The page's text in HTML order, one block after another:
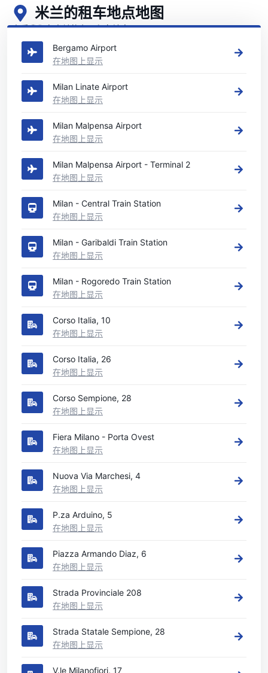
米兰的租车地点地图
查看我们在米兰的主要租车地点
Bergamo Airport
在地图上显示
Milan Linate Airport
在地图上显示
Milan Malpensa Airport
在地图上显示
Milan Malpensa Airport - Terminal 2
在地图上显示
Milan - Central Train Station
在地图上显示
Milan - Garibaldi Train Station
在地图上显示
Milan - Rogoredo Train Station
在地图上显示
Corso Italia, 10
在地图上显示
Corso Italia, 26
在地图上显示
Corso Sempione, 28
在地图上显示
Fiera Milano - Porta Ovest
在地图上显示
Nuova Via Marchesi, 4
在地图上显示
P.za Arduino, 5
在地图上显示
Piazza Armando Diaz, 6
在地图上显示
Strada Provinciale 208
在地图上显示
Strada Statale Sempione, 28
在地图上显示
V.le Milanofiori, 17